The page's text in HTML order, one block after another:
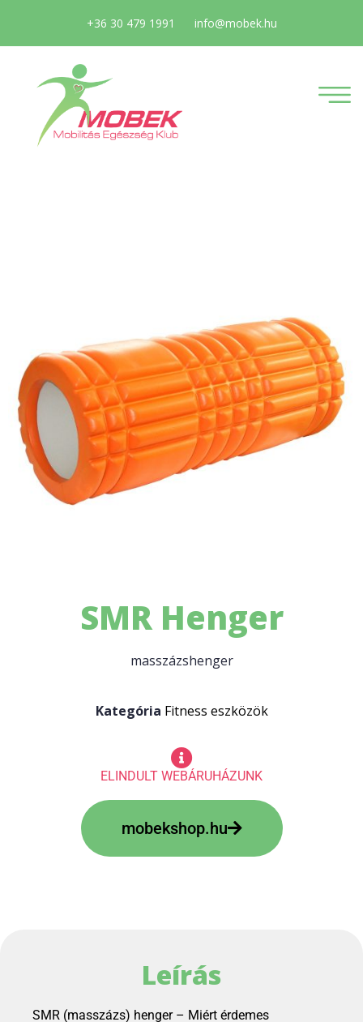
+36 30 479 1991 info@mobek.hu
SMR Henger
masszázshenger
Kategória Fitness eszközök
ELINDULT WEBÁRUHÁZUNK
mobekshop.hu
Leírás
SMR (masszázs) henger – Miért érdemes